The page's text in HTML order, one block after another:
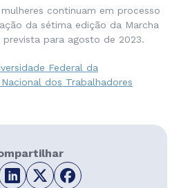
continuam em processo
da sétima edição da Marcha
prevista para agosto de 2023.
Federal da
dos Trabalhadores